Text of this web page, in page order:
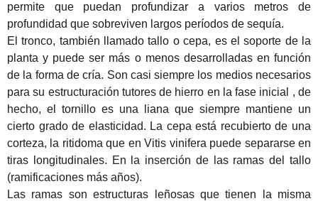
permite que puedan profundizar a varios metros de
profundidad que sobreviven largos períodos de sequía.
El tronco, también llamado tallo o cepa, es el soporte de la
planta y puede ser más o menos desarrolladas en función
de la forma de cría. Son casi siempre los medios necesarios
para su estructuración tutores de hierro en la fase inicial
, de
hecho, el tornillo es una liana que siempre mantiene un
cierto grado de elasticidad. La cepa está recubierto de una
corteza, la ritidoma que en Vitis vinifera puede separarse en
tiras longitudinales. En la inserción de las ramas del tallo
(ramificaciones más años).
Las ramas son estructuras leñosas que tienen la misma